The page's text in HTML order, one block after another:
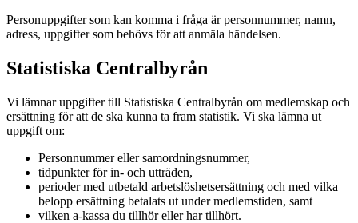
Personuppgifter som kan komma i fråga är personnummer, namn,
adress, uppgifter som behövs för att anmäla händelsen.
Statistiska Centralbyrån
Vi lämnar uppgifter till Statistiska Centralbyrån om medlemskap och
ersättning för att de ska kunna ta fram statistik. Vi ska lämna ut
uppgift om:
Personnummer eller samordningsnummer,
tidpunkter för in- och utträden,
perioder med utbetald arbetslöshetsersättning och med vilka
belopp ersättning betalats ut under medlemstiden, samt
vilken a-kassa du tillhör eller har tillhört.